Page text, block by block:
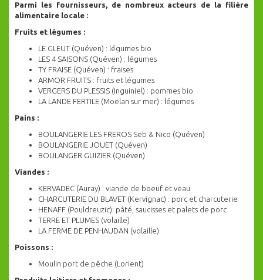
Parmi les fournisseurs, de nombreux acteurs de la filière
alimentaire locale :
Fruits et légumes :
LE GLEUT (Quéven) : légumes bio
LES 4 SAISONS (Quéven) : légumes
TY FRAISE (Quéven) : fraises
ARMOR FRUITS : fruits et légumes
VERGERS DU PLESSIS (Inguiniel) : pommes bio
LA LANDE FERTILE (Moëlan sur mer) : légumes
Pains :
BOULANGERIE LES FREROS Seb & Nico (Quéven)
BOULANGERIE JOUET (Quéven)
BOULANGER GUIZIER (Quéven)
Viandes :
KERVADEC (Auray) : viande de boeuf et veau
CHARCUTERIE DU BLAVET (Kervignac) : porc et charcuterie
HENAFF (Pouldreuzic): pâté, saucisses et palets de porc
TERRE ET PLUMES (volaille)
LA FERME DE PENHAUDAN (volaille)
Poissons :
Moulin port de pêche (Lorient)